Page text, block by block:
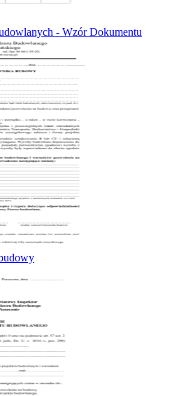
- Wzór Dokumentu